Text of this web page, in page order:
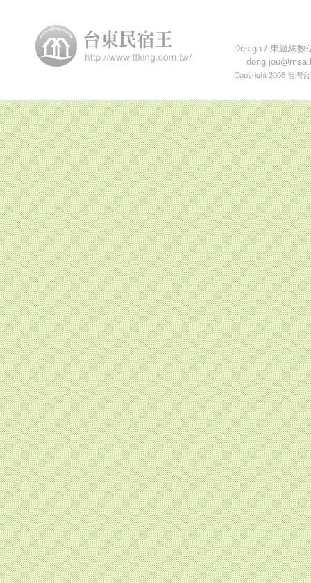
Design /東遊網數
Copyright 2008 台灣